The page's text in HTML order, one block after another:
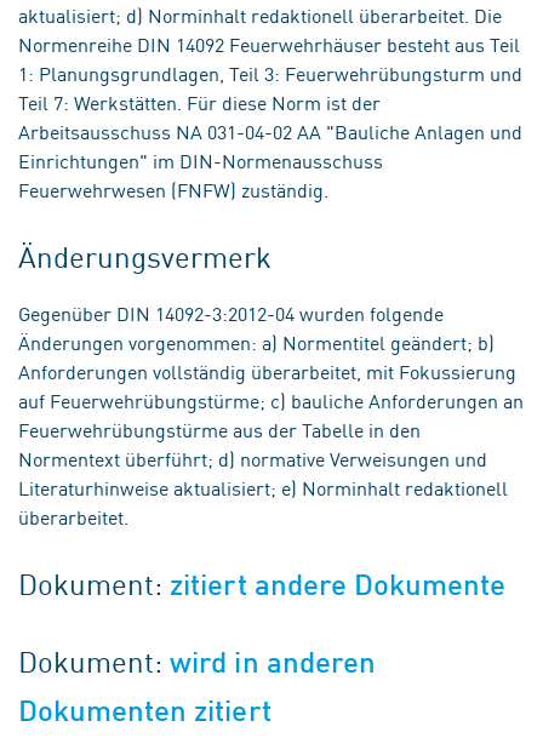
aktualisiert; d) Norminhalt redaktionell überarbeitet. Die
Normenreihe DIN 14092 Feuerwehrhäuser besteht aus Teil
1: Planungsgrundlagen, Teil 3: Feuerwehrübungsturm und
Teil 7: Werkstätten. Für diese Norm ist der
Arbeitsausschuss NA 031-04-02 AA "Bauliche Anlagen und
Einrichtungen" im DIN-Normenausschuss
Feuerwehrwesen (FNFW) zuständig.
Änderungsvermerk
Gegenüber DIN 14092-3:2012-04 wurden folgende
Änderungen vorgenommen: a) Normentitel geändert; b)
Anforderungen vollständig überarbeitet, mit Fokussierung
auf Feuerwehrübungstürme; c) bauliche Anforderungen an
Feuerwehrübungstürme aus der Tabelle in den
Normentext überführt; d) normative Verweisungen und
Literaturhinweise aktualisiert; e) Norminhalt redaktionell
überarbeitet.
Dokument: zitiert andere Dokumente
Dokument:wird in anderen
Dokumenten zitiert